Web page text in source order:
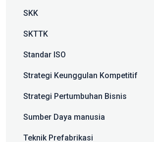
SKK
SKTTK
Standar ISO
Strategi Keunggulan Kompetitif
Strategi Pertumbuhan Bisnis
Sumber Daya manusia
Teknik Prefabrikasi